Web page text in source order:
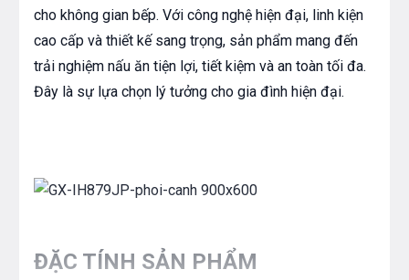
cho không gian bếp. Với công nghệ hiện đại, linh kiện
cao cấp và thiết kế sang trọng, sản phẩm mang đến
trải nghiệm nấu ăn tiện lợi, tiết kiệm và an toàn tối đa.
Đây là sự lựa chọn lý tưởng cho gia đình hiện đại.
ĐẶC TÍNH SẢN PHẨM